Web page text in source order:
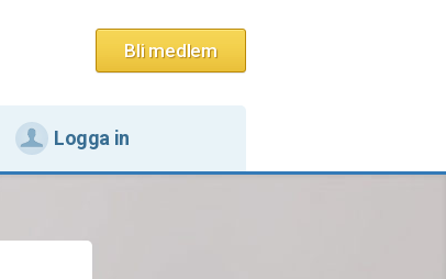
Bli medlem
Logga in